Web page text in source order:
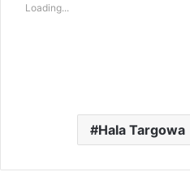
Loading...
Hala Targowa